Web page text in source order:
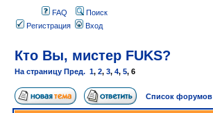
FAQ
Поиск
Регистрация
Вход
Кто Вы, мистер FUKS?
На страницу Пред. 1, 2, 3, 4, 5, 6
Список форумов